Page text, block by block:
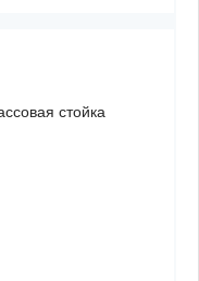
стойка